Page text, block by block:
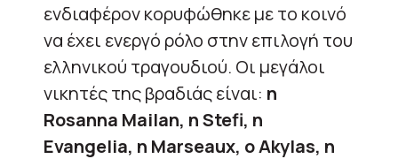
ενδιαφέρον κορυφώθηκε με το κοινό
να έχει ενεργό ρόλο στην επιλογή του
ελληνικού τραγουδιού. Οι μεγάλοι
νικητές της βραδιάς είναι: η
Rosanna Mailan, η Stefi, η
Evangelia, η Marseaux, ο Akylas, η